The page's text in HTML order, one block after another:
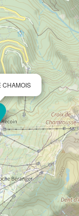
CHAMOIS